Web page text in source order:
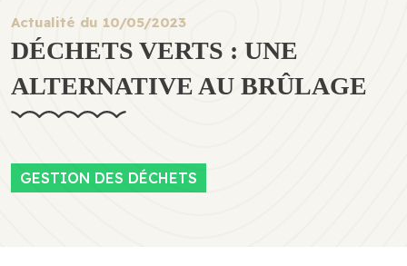
Actualité du 10/05/2023
DÉCHETS VERTS : UNE
ALTERNATIVE AU BRÛLAGE
GESTION DES DÉCHETS